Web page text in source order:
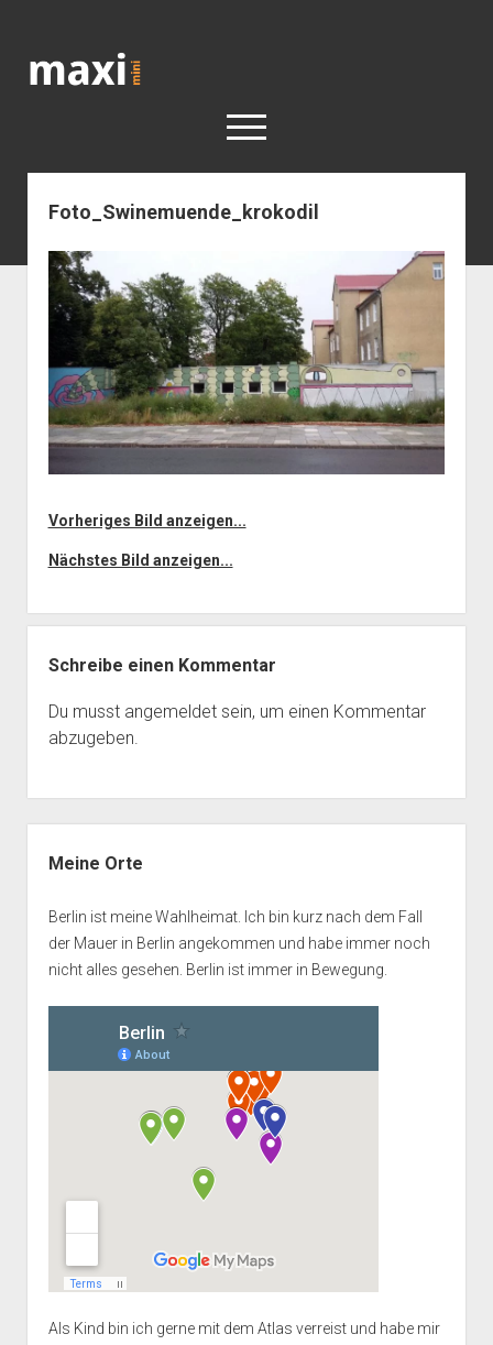
open
< work
Reisen
Kunst
Geschichte
open
dropdown
menu
Geschichte der Stadt Berlin
Impressum
Foto_Swinemuende_krokodil
Vorheriges Bild anzeigen...
Nächstes Bild anzeigen...
Schreibe einen Kommentar
Du musst angemeldetsein, um einen Kommentar
abzugeben.
Meine Orte
Berlin ist meine Wahlheimat. Ich bin kurz nach dem Fall
der Mauer in Berlin angekommen und habe immer noch
nicht alles gesehen. Berlin ist immer in Bewegung.
Als Kind bin ich gerne mit dem Atlas verreist und habe mir